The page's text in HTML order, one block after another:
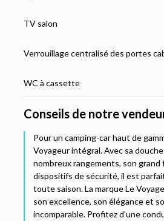
TV salon
Verrouillage centralisé des portes
WC à cassette
Conseils de notre
Pour un camping-car haut de
Voyageur intégral. Avec sa
nombreux rangements, son grand
dispositifs de sécurité, il est
toute saison. La marque Le
son excellence, son élégance et
incomparable. Profitez d'une